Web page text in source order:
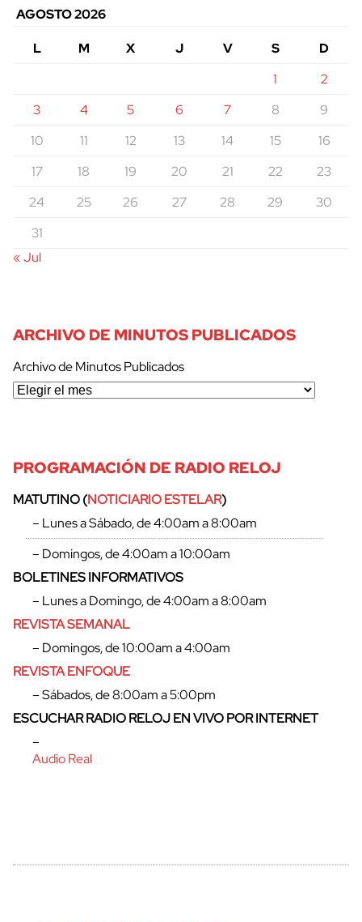
AGOSTO 2026
L
M X J V S
D
1
2
3
4 5 6 7 8
9
10
11 12 13 14 15
16
17
18 19 20 21 22
23
24
25 26 27 28 29
30
31
« Jul
ARCHIVO DE MINUTOS PUBLICADOS
Archivo de Minutos Publicados
PROGRAMACIÓN DE RADIO RELOJ
MATUTINO (NOTICIARIO ESTELAR)
– Lunes a Sábado, de 4:00am a 8:00am
– Domingos, de 4:00am a 10:00am
BOLETINES INFORMATIVOS
– Lunes a Domingo, de 4:00am a 8:00am
REVISTA SEMANAL
– Domingos, de 10:00am a 4:00am
REVISTA ENFOQUE
– Sábados, de 8:00am a 5:00pm
ESCUCHAR RADIO RELOJ EN VIVO POR INTERNET
–
Audio Real